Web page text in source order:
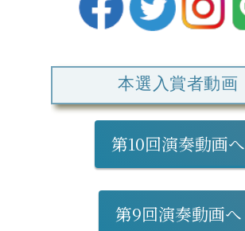
本選入賞者動画
第10回演奏動画へ
第9回演奏動画へ